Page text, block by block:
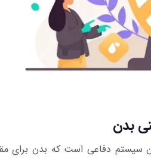
بدن
سیستم دفاعی است که بدن برای